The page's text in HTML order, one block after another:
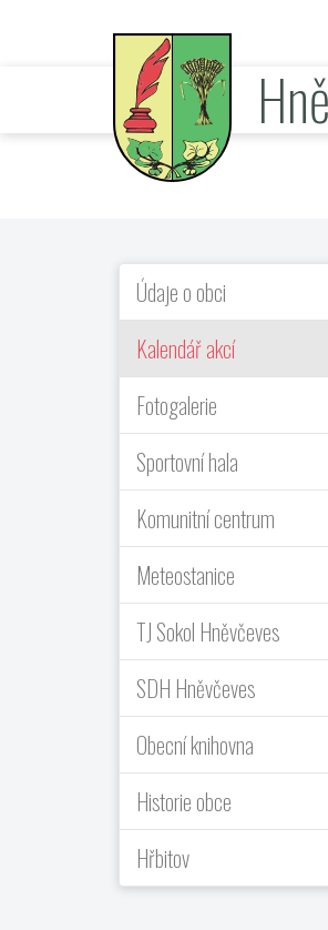
Údaje o obci
Kalendář akcí
Fotogalerie
Sportovní hala
Komunitní centrum
Meteostanice
TJ Sokol Hněvčeves
SDH Hněvčeves
Obecní knihovna
Historie obce
Hřbitov